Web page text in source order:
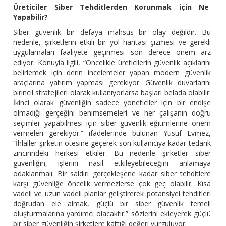
Üreticiler Siber Tehditlerden Korunmak için Ne
Yapabilir?
Siber güvenlik bir defaya mahsus bir olay değildir. Bu
nedenle, şirketlerin etkili bir yol haritası çizmesi ve gerekli
uygulamaları faaliyete geçirmesi son derece önem arz
ediyor. Konuyla ilgili, “Öncelikle üreticilerin güvenlik açıklarını
belirlemek için derin incelemeler yapan modern güvenlik
araçlarına yatırım yapması gerekiyor. Güvenlik duvarlarını
birincil stratejileri olarak kullanıyorlarsa başları belada olabilir.
İkinci olarak güvenliğin sadece yöneticiler için bir endişe
olmadığı gerçeğini benimsemeleri ve her çalışanın doğru
seçimler yapabilmesi için siber güvenlik eğitimlerine önem
vermeleri gerekiyor.” ifadelerinde bulunan Yusuf Evmez,
“İhlaller şirketin ötesine geçerek son kullanıcıya kadar tedarik
zincirindeki herkesi etkiler. Bu nedenle şirketler siber
güvenliğin, işlerini nasıl etkileyebileceğini anlamaya
odaklanmalı. Bir saldırı gerçekleşene kadar siber tehditlere
karşı güvenliğe öncelik vermezlerse çok geç olabilir. Kısa
vadeli ve uzun vadeli planlar geliştirerek potansiyel tehditleri
doğrudan ele almak, güçlü bir siber güvenlik temeli
oluşturmalarına yardımcı olacaktır.” sözlerini ekleyerek güçlü
bir siber güvenliğin şirketlere kattığı değeri vurguluyor.